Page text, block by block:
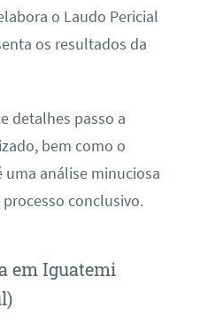
o Laudo Pericial
os resultados da
detalhes passo a
bem como o
análise minuciosa
conclusivo.
em Iguatemi